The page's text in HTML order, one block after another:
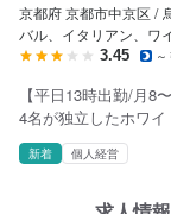
気になる求人
検索履歴・保存し
応募履歴
京都府 京都市中京区 /
バル、イタリアン、ワ
3.45
【平日13時出勤/月8
4名が独立したホワイ
新着 個人経営
京都ダイナー
京都ダイナー
京都ダイナー